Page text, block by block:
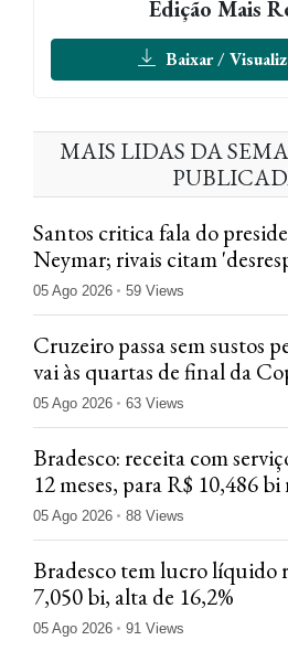
Edição Mais
Baixar /
MAIS LIDAS DA
Santos critica fala do
Neymar; rivais citam
05 Ago 2026 59 Views
Cruzeiro passa sem sustos
vai às quartas de final da
05 Ago 2026 63 Views
Bradesco: receita com
12 meses, para R$ 10,486
trimestre
05 Ago 2026 88 Views
Bradesco tem lucro líquido
7,050 bi, alta de 16,2%
05 Ago 2026 91 Views